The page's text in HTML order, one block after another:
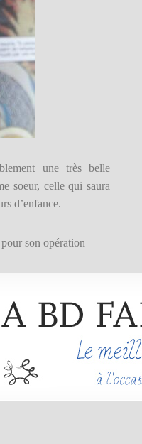
une très belle
soeur, celle qui saura
d’enfance.
son opération